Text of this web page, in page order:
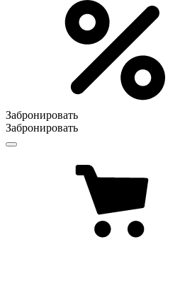
Забронировать
Забронировать